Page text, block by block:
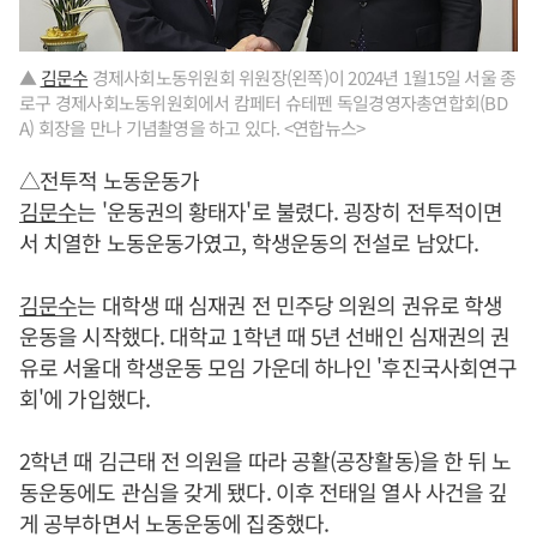
▲ 김문수 경제사회노동위원회 위원장(왼쪽)이 2024년 1월15일 서울 종
로구 경제사회노동위원회에서 캄페터 슈테펜 독일경영자총연합회(BD
A) 회장을 만나 기념촬영을 하고 있다. <연합뉴스>
△전투적 노동운동가
김문수는 '운동권의 황태자'로 불렸다. 굉장히 전투적이면
서 치열한 노동운동가였고, 학생운동의 전설로 남았다.
김문수는 대학생 때 심재권 전 민주당 의원의 권유로 학생
운동을 시작했다. 대학교 1학년 때 5년 선배인 심재권의 권
유로 서울대 학생운동 모임 가운데 하나인 '후진국사회연구
회'에 가입했다.
2학년 때 김근태 전 의원을 따라 공활(공장활동)을 한 뒤 노
동운동에도 관심을 갖게 됐다. 이후 전태일 열사 사건을 깊
게 공부하면서 노동운동에 집중했다.